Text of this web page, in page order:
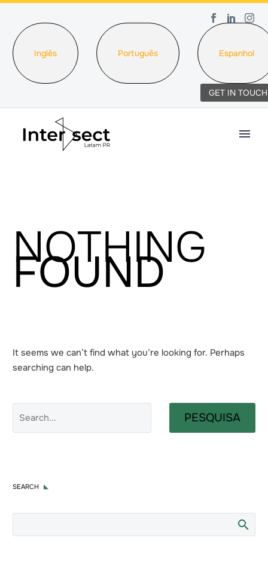
Inglês Português Espanhol
GET IN TOUCH
NOTHING
FOUND
It seems we can’t find what you’re looking for. Perhaps
searching can help.
PESQUISA
SEARCH